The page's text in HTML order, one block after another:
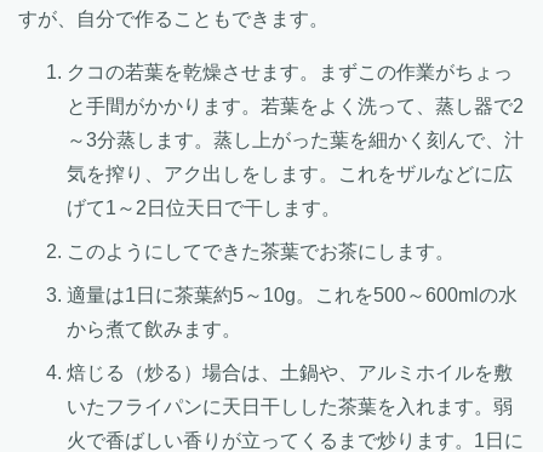
すが、自分で作ることもできます。
クコの若葉を乾燥させます。まずこの作業がちょっ
と手間がかかります。若葉をよく洗って、蒸し器で2
～3分蒸します。蒸し上がった葉を細かく刻んで、汁
気を搾り、アク出しをします。これをザルなどに広
げて1～2日位天日で干します。
このようにしてできた茶葉でお茶にします。
適量は1日に茶葉約5～10g。これを500～600mlの水
から煮て飲みます。
焙じる（炒る）場合は、土鍋や、アルミホイルを敷
いたフライパンに天日干しした茶葉を入れます。弱
火で香ばしい香りが立ってくるまで炒ります。1日に